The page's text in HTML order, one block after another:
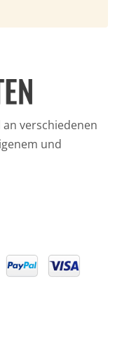
verschiedenen
und